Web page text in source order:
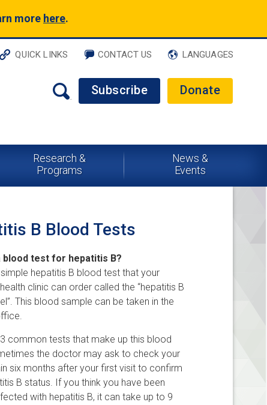
more here.
QUICK LINKS CONTACT US LANGUAGES
Subscribe Donate
Research &
Programs
News &
Events
B Blood Tests
blood test for hepatitis B?
hepatitis B blood test that your
clinic can order called the “hepatitis B
This blood sample can be taken in the
common tests that make up this blood
the doctor may ask to check your
six months after your first visit to confirm
B status. If you think you have been
with hepatitis B, it can take up to 9